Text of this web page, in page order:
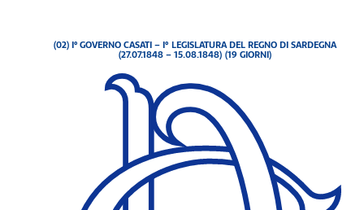
(02) I° GOVERNO CASATI – I° LEGISLATURA DEL REGNO DI SARDEGNA
(27.07.1848 – 15.08.1848) (19 GIORNI)